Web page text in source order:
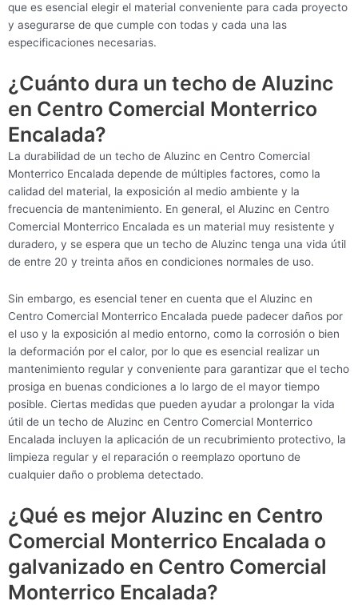
que es esencial elegir el material conveniente para cada proyecto
y asegurarse de que cumple con todas y cada una las
especificaciones necesarias.
¿Cuánto dura un techo de Aluzinc
en Centro Comercial Monterrico
Encalada?
La durabilidad de un techo de Aluzinc en Centro Comercial
Monterrico Encalada depende de múltiples factores, como la
calidad del material, la exposición al medio ambiente y la
frecuencia de mantenimiento. En general, el Aluzinc en Centro
Comercial Monterrico Encalada es un material muy resistente y
duradero, y se espera que un techo de Aluzinc tenga una vida útil
de entre 20 y treinta años en condiciones normales de uso.
Sin embargo, es esencial tener en cuenta que el Aluzinc en
Centro Comercial Monterrico Encalada puede padecer daños por
el uso y la exposición al medio entorno, como la corrosión o bien
la deformación por el calor, por lo que es esencial realizar un
mantenimiento regular y conveniente para garantizar que el techo
prosiga en buenas condiciones a lo largo de el mayor tiempo
posible. Ciertas medidas que pueden ayudar a prolongar la vida
útil de un techo de Aluzinc en Centro Comercial Monterrico
Encalada incluyen la aplicación de un recubrimiento protectivo, la
limpieza regular y el reparación o reemplazo oportuno de
cualquier daño o problema detectado.
¿Qué es mejor Aluzinc en Centro
Comercial Monterrico Encalada o
galvanizado en Centro Comercial
Monterrico Encalada?